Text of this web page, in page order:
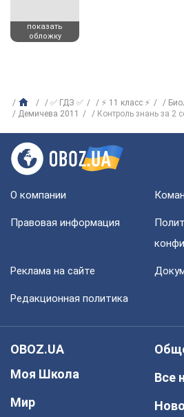
показать
обложку
✅ ГДЗ ✅ ⚡ 11 класс ⚡
Демичева 2011
Контроль знань за 2
О компании
Правовая информация
Реклама на сайте
Редакционная политика
OBOZ.UA
Моя Школа
Мир
Все